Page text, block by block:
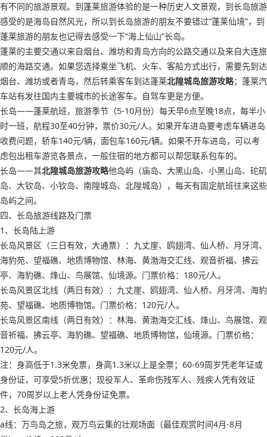
有不同的旅游景观。到蓬莱旅游体验的是一种历史人文景观，到长岛旅游
感受的是海岛自然风光，所以到长岛旅游的朋友不要错过“蓬莱仙境”，到
蓬莱旅游的朋友也记得去感受一下“海上仙山”长岛。
蓬莱的主要交通以来自烟台、潍坊和青岛方向的公路交通以及来自大连旅
顺的海路交通。如果您选择乘坐飞机、火车、客船方式出行，需要先到达
烟台、潍坊或者青岛，然后转乘客车到达蓬莱北隍城岛旅游攻略；蓬莱汽
车站有发往国内主要城市的长途客车。自驾车更是方便。
长岛——蓬莱航班，旅游季节（5-10月份）每天早6点至晚18点，每半小
时一班，航程30至40分钟，票价30元/人。如果开车进岛要考虑车辆进岛
收费问题，轿车140元/辆，面包车160元/辆。如果不开车进岛，可以考
虑包出租车游览各景点，一般住宿的地方都可以帮您联系包车的。
长岛——其北隍城岛旅游攻略他岛屿（庙岛、大黑山岛、小黑山岛、砣矶
岛、大钦岛、小钦岛、南隍城岛、北隍城岛），每天有固定航班往来这些
岛屿之间。
四、长岛旅游线路及门票
1、长岛陆上游
长岛风景区（三日有效，大通票）：九丈崖、鸥翅湾、仙人桥、月牙湾、
海豹苑、望福礁、地质博物馆、林海、黄渤海交汇线、观音祈福、拂云
亭、海豹礁、烽山、鸟展馆、仙境源。门票价格：180元/人。
长岛风景区北线（两日有效）：九丈崖、鸥翅湾、仙人桥、月牙湾、海豹
苑、望福礁、地质博物馆。门票价格：120元/人。
长岛风景区南线（两日有效）：林海、黄渤海交汇线、烽山、鸟展馆、观
音祈福、拂云亭、海豹礁、望福礁、地质博物馆，仙境源。门票价格：
120元/人。
注：身高低于1.3米免票，身高1.3米以上是全票；60-69周岁凭老年证或
身份证，可享受5折优惠；现役军人、革命伤残军人、残疾人凭有效证
件，70周岁以上老人凭身份证免票。
2、长岛海上游
a线：万鸟岛之旅，观万鸟云集的壮观场面（最佳观赏时间4月-8月